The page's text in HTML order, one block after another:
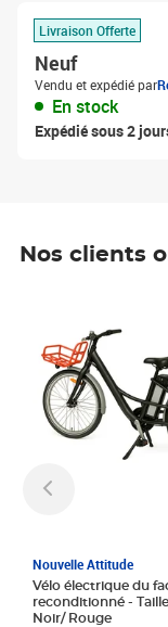
Livraison Offerte
Neuf
Vendu et expédié par
En stock
Expédié sous 2
Nos clients
Nouvelle Attitude
Vélo électrique du
reconditionné - Taille normale -
Noir/ Rouge